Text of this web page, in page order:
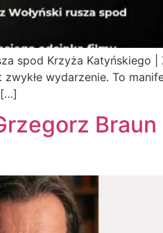
spod Krzyża Katyńskiego |
wydarzenie. To
[…]